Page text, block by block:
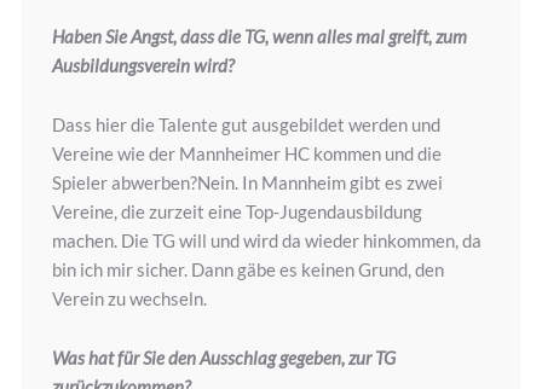
Haben Sie Angst, dass die TG, wenn alles mal greift, zum
Ausbildungsverein wird?
Dass hier die Talente gut ausgebildet werden und
Vereine wie der Mannheimer HC kommen und die
Spieler abwerben?Nein. In Mannheim gibt es zwei
Vereine, die zurzeit eine Top-Jugendausbildung
machen. Die TG will und wird da wieder hinkommen, da
bin ich mir sicher. Dann gäbe es keinen Grund, den
Verein zu wechseln.
Was hat für Sie den Ausschlag gegeben, zur TG